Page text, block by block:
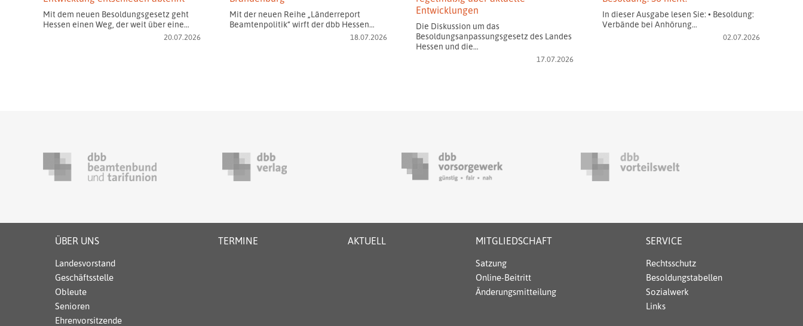
Mit dem neuen Besoldungsgesetz geht
Hessen einen Weg, der weit über eine…
20.07.2026
Mit der neuen Reihe „Länderreport
Beamtenpolitik“ wirft der dbb Hessen…
18.07.2026
Entwicklungen
Die Diskussion um das
Besoldungsanpassungsgesetz des Landes
Hessen und die…
17.07.2026
In dieser Ausgabe lesen Sie: • Besoldung:
Verbände bei Anhörung…
02.07.2026
ÜBER UNS
Landesvorstand
Geschäftsstelle
Obleute
Senioren
Ehrenvorsitzende
TERMINE AKTUELL MITGLIEDSCHAFT
Satzung
Online-Beitritt
Änderungsmitteilung
SERVICE
Rechtsschutz
Besoldungstabellen
Sozialwerk
Links